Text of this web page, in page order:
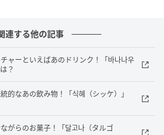
ムの影響で、「녹즙（ノクッチ
ススタンドや宅配サービスも増
されていて、フルーツをミックス
や、スティック状の粉末タイプ
に合わせて選べる商品が人気で
に関心の高い若い世代からも注
連する他の記事
ャーといえばあのドリンク！「바나나우
？
的なあの飲み物！「식혜（シッケ）」
がらのお菓子！「달고나（タルゴ